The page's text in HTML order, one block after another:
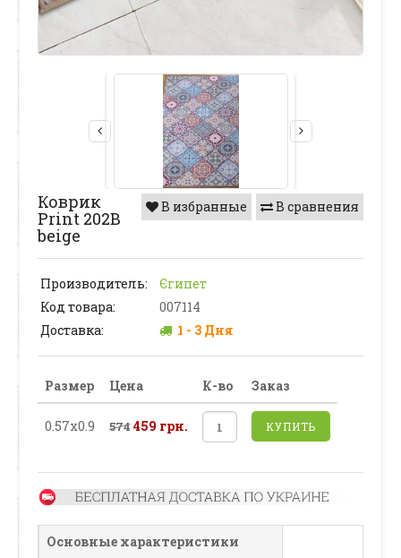
В сравнения
В избранные
Коврик
Print 202В
beige
Производитель:
Єгипет
Код товара:
007114
Доставка:
1 - 3 Дня
Размер Цена К-во Заказ
0.57х0.9 574459 грн. КУПИТЬ
Основные характеристики